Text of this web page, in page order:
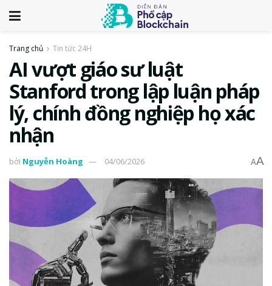
Trang chủ Tin tức 24H
AI vượt giáo sư luật
Stanford trong lập luận pháp
lý, chính đồng nghiệp họ xác
nhận
bởi Nguyễn Hoàng 04/06/2026 AA